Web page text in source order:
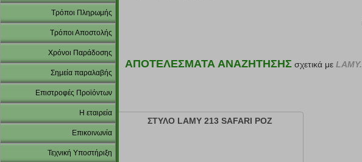
Τρόποι Πληρωμής
Τρόποι Αποστολής
Χρόνοι Παράδοσης
Σημεία παραλαβής
Επιστροφές Προϊόντων
Η εταιρεία
Επικοινωνία
Τεχνική Υποστήριξη
ΑΠΟΤΕΛΕΣΜΑΤΑ ΑΝΑΖΗΤΗΣΗΣ σχετικά με LAMY.
ΣΤΥΛΟ LAMY 213 SAFARI ΡΟΖ